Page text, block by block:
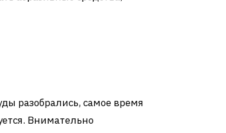
разобрались, самое время
Внимательно